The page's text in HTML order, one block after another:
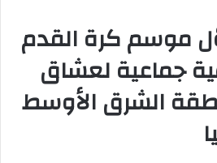
موسم كرة القدم
جماعية لعشاق
الشرق الأوسط